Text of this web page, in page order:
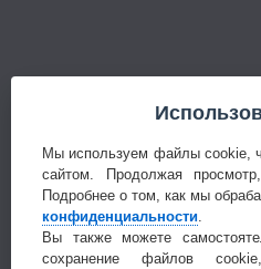
Мы используем файлы cookie,
сайтом. Продолжая
Подробнее о том, как мы
конфиденциальности.
Вы также можете
сохранение файлов